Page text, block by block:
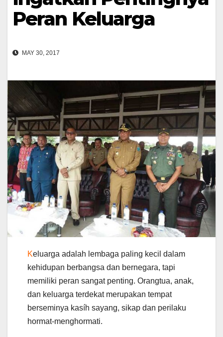
Peran Keluarga
MAY 30, 2017
Keluarga adalah lembaga paling kecil dalam
kehidupan berbangsa dan bernegara, tapi
memiliki peran sangat penting. Orangtua, anak,
dan keluarga terdekat merupakan tempat
berseminya kasíh sayang, sikap dan perilaku
hormat-menghormati.